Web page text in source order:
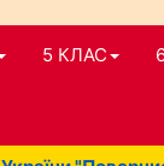
5 КЛАС